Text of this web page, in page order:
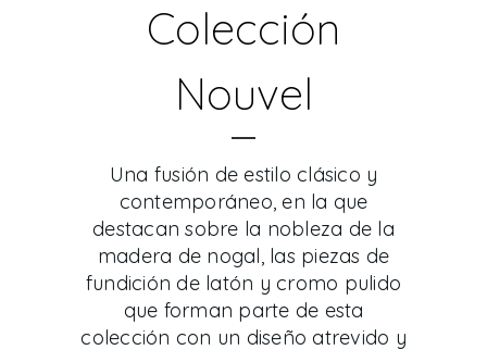
Colección
Nouvel
Una fusión de estilo clásico y
contemporáneo, en la que
destacan sobre la nobleza de la
madera de nogal, las piezas de
fundición de latón y cromo pulido
que forman parte de esta
colección con un diseño atrevido y